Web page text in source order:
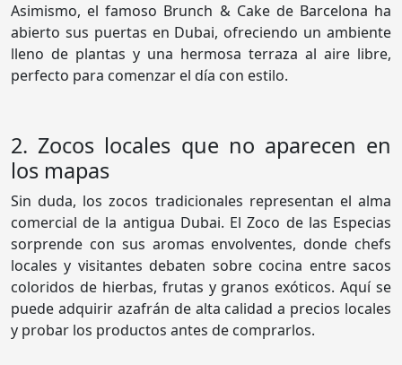
Asimismo, el famoso Brunch & Cake de Barcelona ha
abierto sus puertas en Dubai, ofreciendo un ambiente
lleno de plantas y una hermosa terraza al aire libre,
perfecto para comenzar el día con estilo.
2. Zocos locales que no aparecen en
los mapas
Sin duda, los zocos tradicionales representan el alma
comercial de la antigua Dubai. El Zoco de las Especias
sorprende con sus aromas envolventes, donde chefs
locales y visitantes debaten sobre cocina entre sacos
coloridos de hierbas, frutas y granos exóticos. Aquí se
puede adquirir azafrán de alta calidad a precios locales
y probar los productos antes de comprarlos.